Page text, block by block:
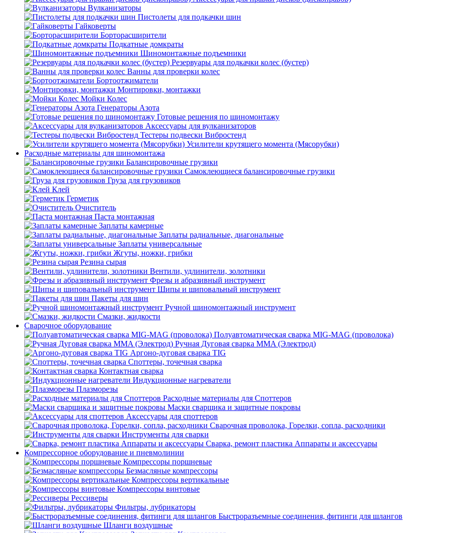
Вулканизаторы
Пистолеты для подкачки шин
Гайковерты
Борторасширители
Подкатные домкраты
Шиномонтажные подъемники
Резервуары для подкачки колес (бустер)
Ванны для проверки колес
Бортоотжиматели
Монтировки, монтажки
Мойки Колес
Генераторы Азота
Готовые решения по шиномонтажу
Аксессуары для вулканизаторов
Тестеры подвески Вибростенд
Усилители крутящего момента (Мясорубки)
Расходные материалы для шиномонтажа
Балансировочные грузики
Самоклеющиеся балансировочные грузики
Груза для грузовиков
Клей
Герметик
Очиститель
Паста монтажная
Заплаты камерные
Заплаты радиальные, диагональные
Заплаты универсальные
Жгуты, ножки, грибки
Резина сырая
Вентили, удлинители, золотники
Фрезы и абразивный инструмент
Шипы и шиповальный инструмент
Пакеты для шин
Ручной шиномонтажный инструмент
Смазки, жидкости
Сварочное оборудование
Полуавтоматическая сварка MIG-MAG (проволока)
Ручная Дуговая сварка MMA (Электрод)
Аргоно-дуговая сварка TIG
Споттеры, точечная сварка
Контактная сварка
Индукционные нагреватели
Плазморезы
Расходные материалы для Споттеров
Маски сварщика и защитные покровы
Аксессуары для споттеров
Сварочная проволока, Горелки, сопла, расходники
Инструменты для сварки
Сварка, ремонт пластика Аппараты и аксессуары
Компрессорное оборудование и пневмолинии
Компрессоры поршневые
Безмасляные компрессоры
Компрессоры вертикальные
Компрессоры винтовые
Рессиверы
Фильтры, лубрикаторы
Быстроразъемные соединения, фитинги для шлангов
Шланги воздушные